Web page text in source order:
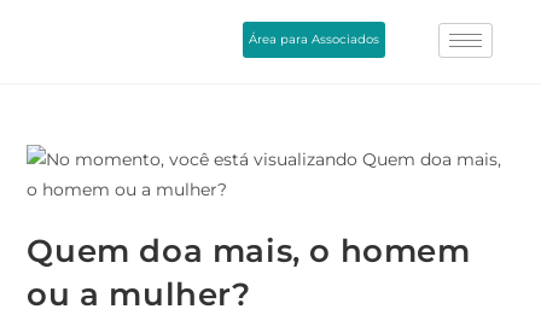
Área para Associados
Quem doa mais, o homem
ou a mulher?